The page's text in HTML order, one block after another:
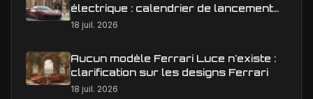
électrique : calendrier de lancement
en Europe
18 juil. 2026
Aucun modèle Ferrari Luce n'existe :
clarification sur les designs Ferrari
18 juil. 2026